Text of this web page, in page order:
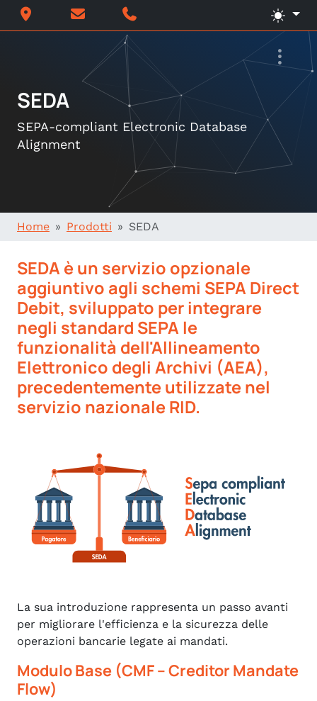
SEDA
SEPA-compliant Electronic Database
Alignment
Home Prodotti SEDA
SEDA è un servizio opzionale
aggiuntivo agli schemi SEPA Direct
Debit, sviluppato per integrare
negli standard SEPA le
funzionalità dell'Allineamento
Elettronico degli Archivi (AEA),
precedentemente utilizzate nel
servizio nazionale RID.
La sua introduzione rappresenta un passo avanti
per migliorare l'efficienza e la sicurezza delle
operazioni bancarie legate ai mandati.
Modulo Base (CMF – Creditor Mandate
Flow)